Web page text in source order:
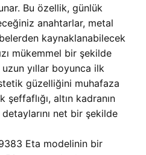
Bu özellik, günlük
anahtarlar, metal
kaynaklanabilecek
mükemmel bir şekilde
yıllar boyunca ilk
güzelliğini muhafaza
şeffaflığı, altın kadranın
net bir şekilde
Eta modelinin bir